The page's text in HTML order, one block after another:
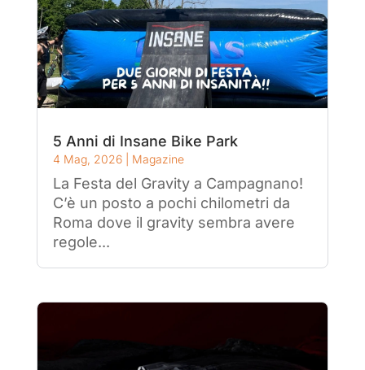
5 Anni di Insane Bike Park
4 Mag, 2026| Magazine
La Festa del Gravity a Campagnano!
C’è un posto a pochi chilometri da
Roma dove il gravity sembra avere
regole...